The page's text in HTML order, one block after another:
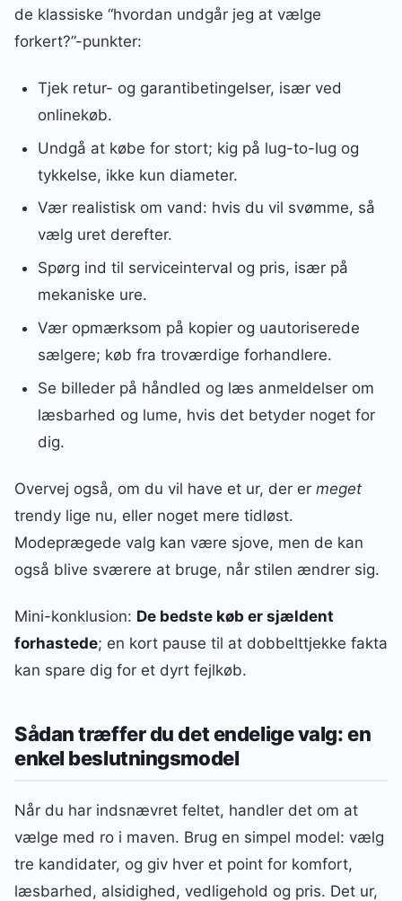
de klassiske “hvordan undgår jeg at vælge
forkert?”-punkter:
Tjek retur- og garantibetingelser, især ved
onlinekøb.
Undgå at købe for stort; kig på lug-to-lug og
tykkelse, ikke kun diameter.
Vær realistisk om vand: hvis du vil svømme, så
vælg uret derefter.
Spørg ind til serviceinterval og pris, især på
mekaniske ure.
Vær opmærksom på kopier og uautoriserede
sælgere; køb fra troværdige forhandlere.
Se billeder på håndled og læs anmeldelser om
læsbarhed og lume, hvis det betyder noget for
dig.
Overvej også, om du vil have et ur, der er meget
trendy lige nu, eller noget mere tidløst.
Modeprægede valg kan være sjove, men de kan
også blive sværere at bruge, når stilen ændrer sig.
Mini-konklusion: De bedste køb er sjældent
forhastede; en kort pause til at dobbelttjekke fakta
kan spare dig for et dyrt fejlkøb.
Sådan træffer du det endelige valg: en
enkel beslutningsmodel
Når du har indsnævret feltet, handler det om at
vælge med ro i maven. Brug en simpel model: vælg
tre kandidater, og giv hver et point for komfort,
læsbarhed, alsidighed, vedligehold og pris. Det ur,